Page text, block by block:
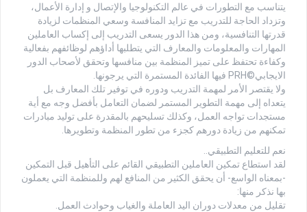
يتناسب مع التطورات في عالم التكنولوجيا والإتصال و إدارة الأعمال،
وتزداد الحاجة للتدريب مع تزايد المنافسة وسعي المنظمات لزيادة
قدرتها التنافسية، ومن هذا الدور يسعى التدريب إلى إكساب العاملين
المهارات والمعلومات والمعارف التي يتطلبها أداؤهم لوظائفهم بفعالية
وكفاءة تحتفظ على تميز المنظمة بين منافسها وتحقق لأصحاب الدور
الايجابي©PRH فيها الفائدة المستمرة التي يرجونها.
ولا يقتصر الأمر لمهمة التدريب ودوره في توفير تلك المعارف بل
يتعداه إلى مهمة التطوير المستمر لضمان التعامل بأفضل وجه مع أية
مستجدات تواجه العمل، وكذلك تسليحهم بالمقدرة على توليد مبادرات
تمكنهم من زيادة دورهم كجزء من تطور المنظمة وتطويرها.
نعم للتعليم التطبيقي..
لقد استطاع تمكين العاملين التطبيقي القائم على التأهيل قبل التمكين
-بمعناه الواسع- أن يحقق الكثير من المنافع لهم وللمنظمة التي يعملون
بها نذكر منها:
تقليل من معدلات دوران اليد العاملة والغياب وحوادث العمل.